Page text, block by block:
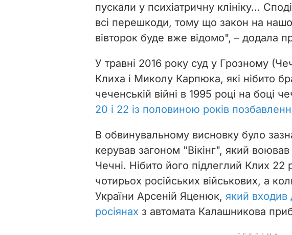
пускали у психіатричну клініку...
всі перешкоди, тому що закон на
вівторок буде вже відомо", – додала
У травні 2016 року суд у Грозному
Клиха і Миколу Карпюка, які нібито
чеченській війні в 1995 році на боці
20 і 22 із половиною років
В обвинувальному висновку було
керував загоном "Вікінг", який воював
Чечні. Нібито його підлеглий Клих
чотирьох російських військових, а
України Арсеній Яценюк, який входив
росіянах з автомата Калашникова